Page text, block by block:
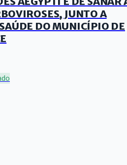
JUNTO A
DO MUNICÍPIO DE